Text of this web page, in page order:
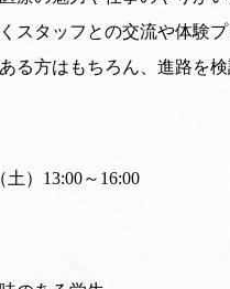
スタッフとの交流や体験
る方はもちろん、進路を
土）13:00～16:00